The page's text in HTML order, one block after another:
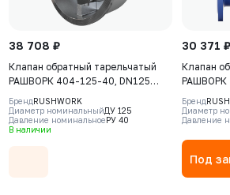
38 708 ₽
Клапан обратный тарельчатый
РАШВОРК 404-125-40, DN125
PN40, корпус - CF8M, диск -
CF8M, уплотнение - CF8M, М/Ф
БрендRUSHWORK
Диаметр номинальныйДУ 125
Давление номинальноеРУ 40
В наличии
30 371 ₽
Клапан
РАШВОРК
PN16,
(GGG50),
Бренд
Диаметр
Давление
Под